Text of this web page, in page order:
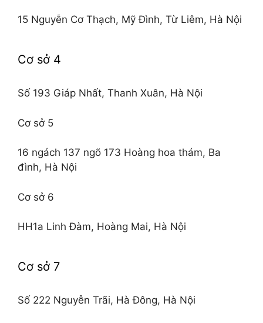
15 Nguyễn Cơ Thạch, Mỹ Đình, Từ Liêm, Hà Nội
Cơ sở 4
Số 193 Giáp Nhất, Thanh Xuân, Hà Nội
Cơ sở 5
16 ngách 137 ngõ 173 Hoàng hoa thám, Ba
đình, Hà Nội
Cơ sở 6
HH1a Linh Đàm, Hoàng Mai, Hà Nội
Cơ sở 7
Số 222 Nguyễn Trãi, Hà Đông, Hà Nội